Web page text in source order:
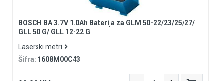
BOSCH BA 3.7V 1.0Ah Baterija za GLM 50-22/23/25/27/
GLL 50 G/ GLL 12-22 G
Laserski metri
Šifra: 1608M00C43